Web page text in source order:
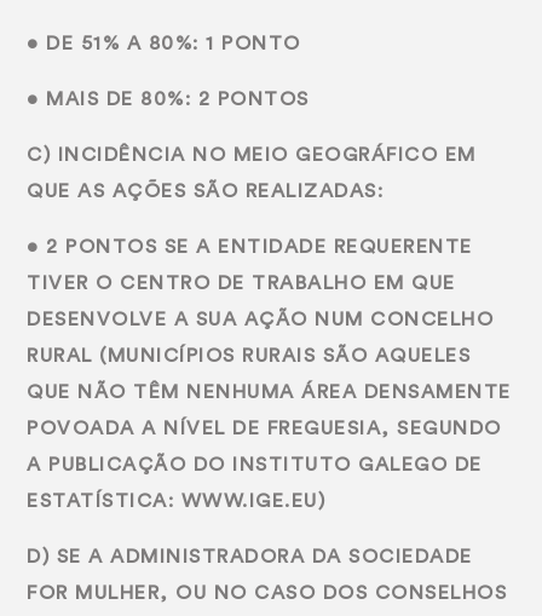
• DE 51% A 80%: 1 PONTO
• MAIS DE 80%: 2 PONTOS
C) INCIDÊNCIA NO MEIO GEOGRÁFICO EM
QUE AS AÇÕES SÃO REALIZADAS:
• 2 PONTOS SE A ENTIDADE REQUERENTE
TIVER O CENTRO DE TRABALHO EM QUE
DESENVOLVE A SUA AÇÃO NUM CONCELHO
RURAL (MUNICÍPIOS RURAIS SÃO AQUELES
QUE NÃO TÊM NENHUMA ÁREA DENSAMENTE
POVOADA A NÍVEL DE FREGUESIA, SEGUNDO
A PUBLICAÇÃO DO INSTITUTO GALEGO DE
ESTATÍSTICA: WWW.IGE.EU)
D) SE A ADMINISTRADORA DA SOCIEDADE
FOR MULHER, OU NO CASO DOS CONSELHOS